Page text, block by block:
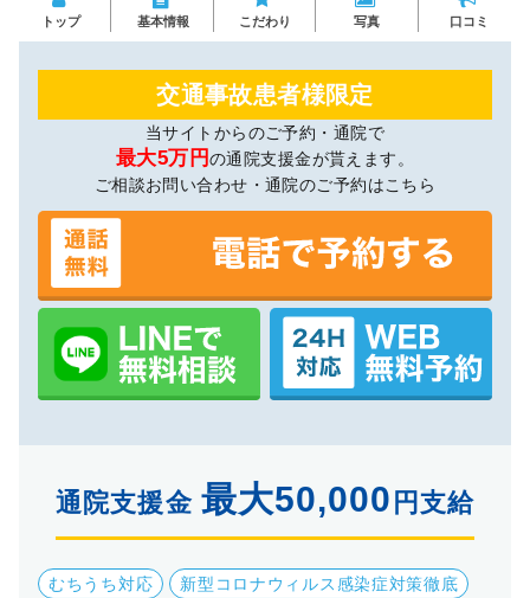
トップ 基本情報 こだわり 写真 口コミ
交通事故患者様限定
当サイトからのご予約・通院で
最大5万円の通院支援金が貰えます。
ご相談お問い合わせ・通院のご予約はこちら
通院支援金 最大50,000 円支給
むちうち対応
新型コロナウィルス感染症対策徹底